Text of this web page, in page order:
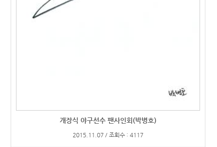
개장식 야구선수 팬사인회(박병호)
2015.11.07 / 조회수 : 4117